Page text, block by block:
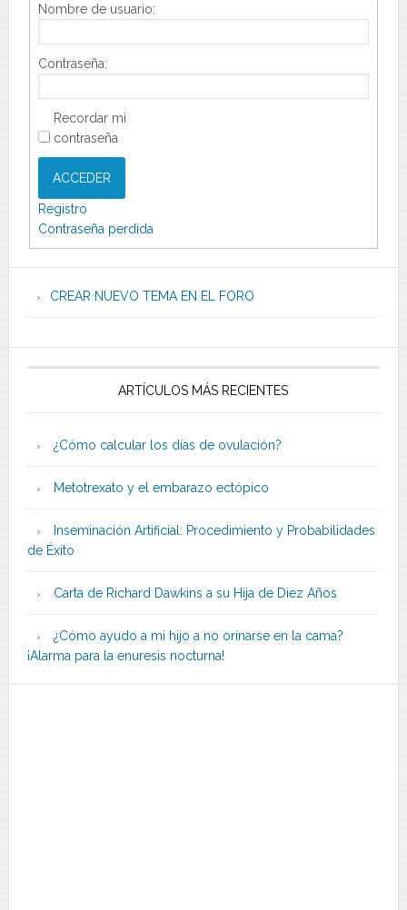
Nombre de usuario:
Contraseña:
Recordar mi
contraseña
ACCEDER
Registro
Contraseña perdida
CREAR NUEVO TEMA EN EL FORO
ARTÍCULOS MÁS RECIENTES
¿Cómo calcular los días de ovulación?
Metotrexato y el embarazo ectópico
Inseminación Artificial: Procedimiento y Probabilidades
de Éxito
Carta de Richard Dawkins a su Hija de Diez Años
¿Cómo ayudo a mi hijo a no orinarse en la cama?
¡Alarma para la enuresis nocturna!